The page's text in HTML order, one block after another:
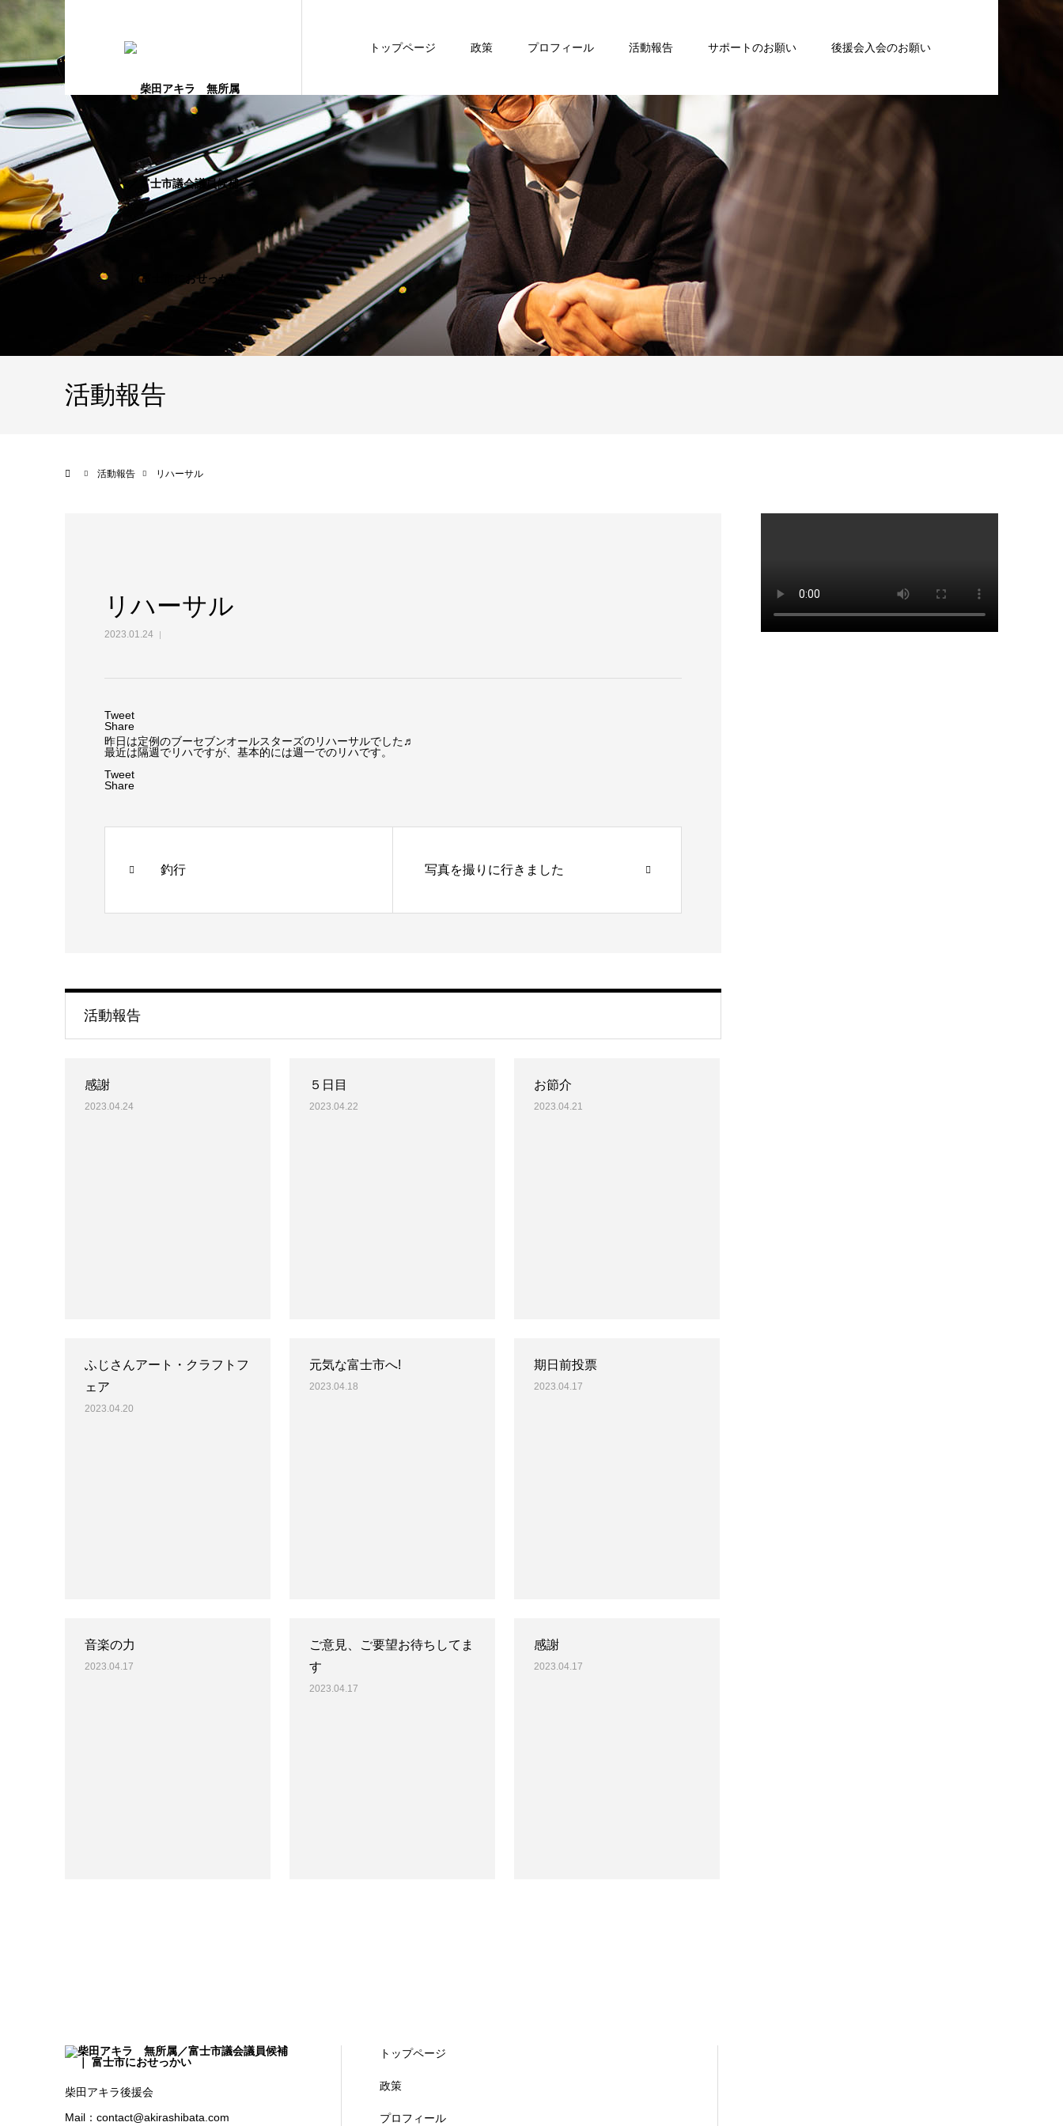
トップページ 政策 プロフィール 活動報告 サポートのお願い 後援会入会のお願い
活動報告
活動報告 リハーサル
リハーサル
2023.01.24
Tweet
Share
昨日は定例のブーセブンオールスターズのリハーサルでした♬
最近は隔週でリハですが、基本的には週一でのリハです。
Tweet
Share
釣行 写真を撮りに行きました
活動報告
感謝
2023.04.24
５日目
2023.04.22
お節介
2023.04.21
ふじさんアート・クラフトフ
ェア
2023.04.20
元気な富士市へ!
2023.04.18
期日前投票
2023.04.17
音楽の力
2023.04.17
ご意見、ご要望お待ちしてま
す
2023.04.17
感謝
2023.04.17
柴田アキラ後援会
Mail：contact@akirashibata.com
トップページ
政策
プロフィール